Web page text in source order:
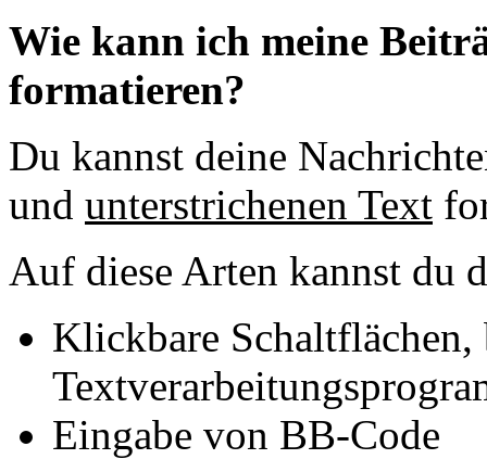
Wie kann ich meine
formatieren?
Du kannst deine
und unterstrichenen Text
Auf diese Arten kannst du
Klickbare Schaltflächen,
Eingabe von BB-Code